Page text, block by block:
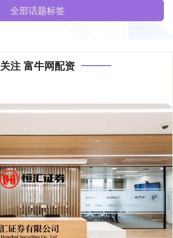
全部话题标签
关注 富牛网配资